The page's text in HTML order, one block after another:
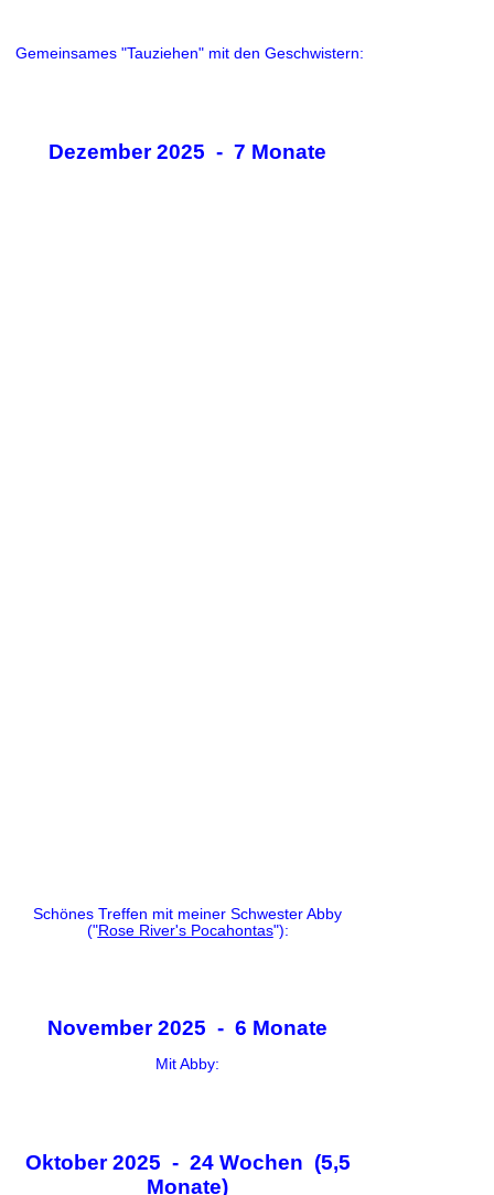
Gemeinsames "Tauziehen" mit den Geschwistern:
Dezember 2025 - 7 Monate
Schönes Treffen mit meiner Schwester Abby
("Rose River's Pocahontas"):
November 2025 - 6 Monate
Mit Abby:
Oktober 2025 - 24 Wochen (5,5
Monate)